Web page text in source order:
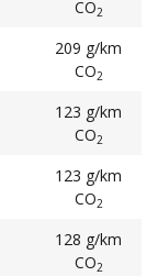
CO2
209 g/km
CO2
123 g/km
CO2
123 g/km
CO2
128 g/km
CO2